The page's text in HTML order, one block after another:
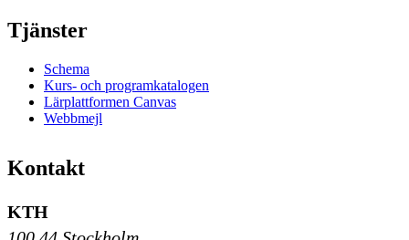
Tjänster
Schema
Kurs- och programkatalogen
Lärplattformen Canvas
Webbmejl
Kontakt
KTH